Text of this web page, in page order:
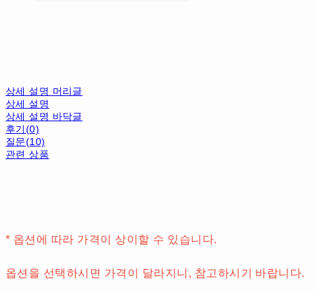
상세 설명 머리글
상세 설명
상세 설명 바닥글
후기(0)
질문(10)
관련 상품
* 옵션에 따라 가격이 상이할 수 있습니다.
옵션을 선택하시면 가격이 달라지니, 참고하시기 바랍니다.